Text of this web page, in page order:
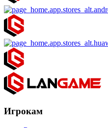
Игрокам